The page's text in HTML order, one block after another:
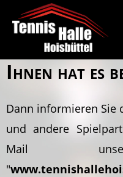
Ihnen hat es
Dann informieren Sie
und andere
Mail
"